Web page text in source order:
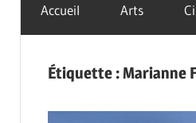
sous
toutes
formes
Accueil Arts
Étiquette :Marianne